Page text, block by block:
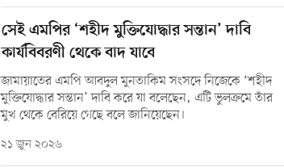
সেই এমপির ‘শহীদ মুক্তিযোদ্ধার সন্তান’ দাবি
কার্যবিবরণী থেকে বাদ যাবে
জামায়াতের এমপি আবদুল মুনতাকিম সংসদে নিজেকে ‘শহীদ
মুক্তিযোদ্ধার সন্তান’ দাবি করে যা বলেছেন, এটি ভুলক্রমে তাঁর
মুখ থেকে বেরিয়ে গেছে বলে জানিয়েছেন।
২১ জুন ২০২৬